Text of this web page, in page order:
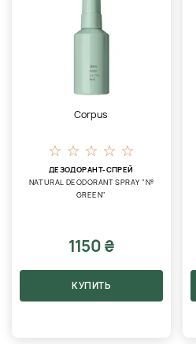
Corpus
ДЕЗОДОРАНТ-СПРЕЙ
NATURAL DEODORANT SPRAY "№
GREEN"
1150 ₴
КУПИТЬ